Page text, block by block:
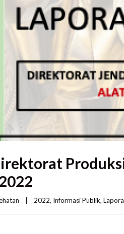
2022, Informasi Publik,